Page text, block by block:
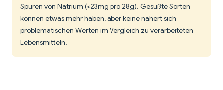
Spuren von Natrium (<23mg pro 28g). Gesüßte Sorten
können etwas mehr haben, aber keine nähert sich
problematischen Werten im Vergleich zu verarbeiteten
Lebensmitteln.